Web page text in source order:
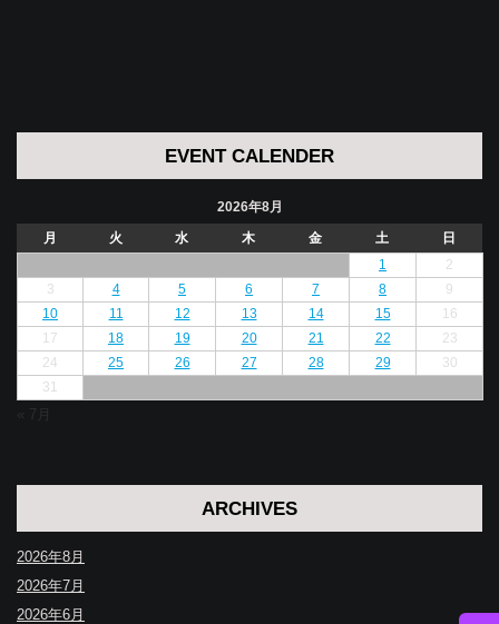
EVENT CALENDER
2026年8月
月
火 水 木 金 土
日
1
2
3
4 5 6 7 8
9
10
11 12 13 14 15
16
17
18 19 20 21 22
23
24
25 26 27 28 29
30
31
« 7月
ARCHIVES
2026年8月
2026年7月
2026年6月